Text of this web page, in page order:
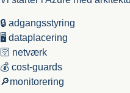
🔒 adgangsstyring
🖥️ dataplacering
🛜 netværk
💰 cost-guards
🔎monitorering